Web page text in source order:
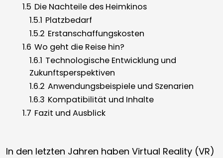
1.5 Die Nachteile des Heimkinos
1.5.1 Platzbedarf
1.5.2 Erstanschaffungskosten
1.6 Wo geht die Reise hin?
1.6.1 Technologische Entwicklung und
Zukunftsperspektiven
1.6.2 Anwendungsbeispiele und Szenarien
1.6.3 Kompatibilität und Inhalte
1.7 Fazit und Ausblick
In den letzten Jahren haben Virtual Reality (VR)